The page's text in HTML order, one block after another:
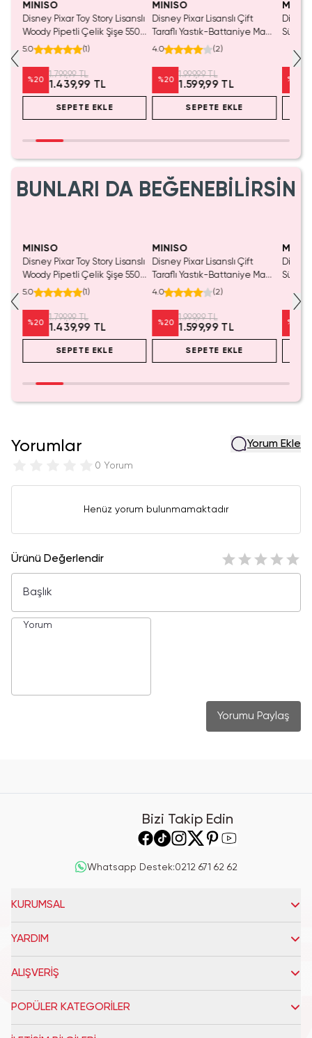
MINISO
Disney Pixar Toy Story Lisanslı
Woody Pipetli Çelik Şişe 550
mL – Saplı Tasarım
5.0 (1)
%20
1.799,99 TL
1.439,99 TL
SEPETE EKLE
MINISO
Disney Pixar Lisanslı Çift
Taraflı Yastık-Battaniye Mavi
140 x 100 Cm – 2'si 1 Arada
4.0 (2)
%20
1.999,99 TL
1.599,99 TL
SEPETE EKLE
Disney
%
BUNLARI DA BEĞENEBİLİRSİN
MINISO
Disney Pixar Toy Story Lisanslı
Woody Pipetli Çelik Şişe 550
mL – Saplı Tasarım
5.0 (1)
%20
1.799,99 TL
1.439,99 TL
SEPETE EKLE
MINISO
Disney Pixar Lisanslı Çift
Taraflı Yastık-Battaniye Mavi
140 x 100 Cm – 2'si 1 Arada
4.0 (2)
%20
1.999,99 TL
1.599,99 TL
SEPETE EKLE
Disney
%
Yorumlar
0 Yorum
Yorum Ekle
Henüz yorum bulunmamaktadır
Ürünü Değerlendir
Yorumu Paylaş
Bizi Takip Edin
Whatsapp Destek:0212 671 62 62
KURUMSAL
YARDIM
ALIŞVERİŞ
POPÜLER KATEGORİLER